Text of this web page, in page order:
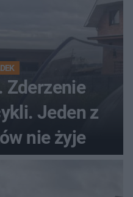
Zderzenie
Jeden z
nie żyje